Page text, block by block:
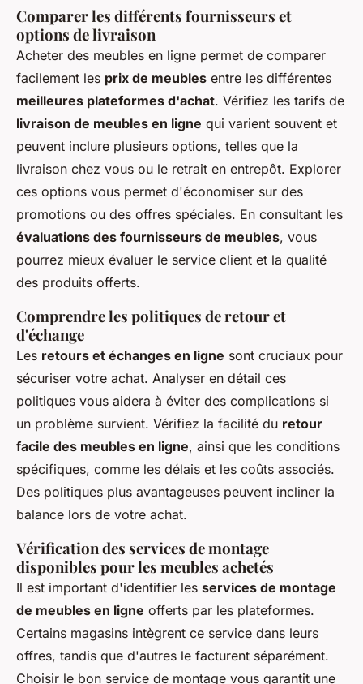
Comparer les différents fournisseurs et
options de livraison
Acheter des meubles en ligne permet de comparer
facilement les prix de meubles entre les différentes
meilleures plateformes d'achat. Vérifiez les tarifs de
livraison de meubles en ligne qui varient souvent et
peuvent inclure plusieurs options, telles que la
livraison chez vous ou le retrait en entrepôt. Explorer
ces options vous permet d'économiser sur des
promotions ou des offres spéciales. En consultant les
évaluations des fournisseurs de meubles, vous
pourrez mieux évaluer le service client et la qualité
des produits offerts.
Comprendre les politiques de retour et
d'échange
Les retours et échanges en ligne sont cruciaux pour
sécuriser votre achat. Analyser en détail ces
politiques vous aidera à éviter des complications si
un problème survient. Vérifiez la facilité du retour
facile des meubles en ligne, ainsi que les conditions
spécifiques, comme les délais et les coûts associés.
Des politiques plus avantageuses peuvent incliner la
balance lors de votre achat.
Vérification des services de montage
disponibles pour les meubles achetés
Il est important d'identifier les services de montage
de meubles en ligne offerts par les plateformes.
Certains magasins intègrent ce service dans leurs
offres, tandis que d'autres le facturent séparément.
Choisir le bon service de montage vous garantit une